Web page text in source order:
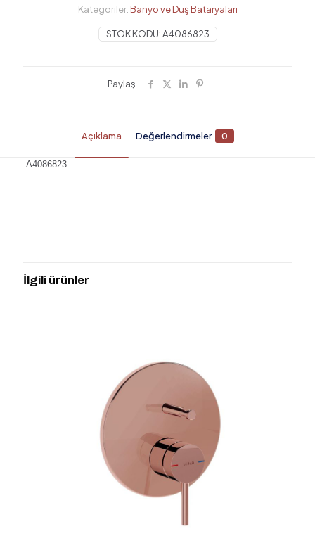
STOK KODU:A4086823
Kategoriler: Banyo ve Duş Bataryaları
Paylaş
Açıklama Değerlendirmeler 0
A4086823
BATARYASI ALTIN” için yorum yapan ilk
kişi siz olun
2/5
yıldız
yıldız
4/5
yıldız
İlgili ürünler